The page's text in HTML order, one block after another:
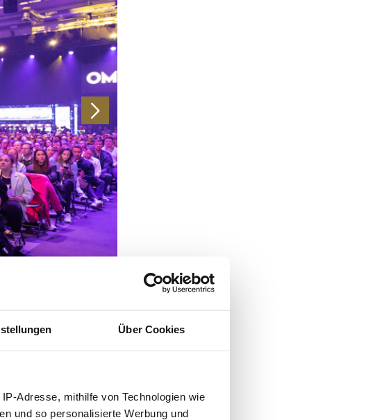
Über Cookies
Adresse, mithilfe von Technologien wie
und so personalisierte Werbung und